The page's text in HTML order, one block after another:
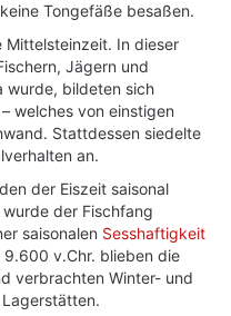
Tongefäße besaßen.
Mittelsteinzeit. In dieser
Jägern und
wurde, bildeten sich
welches von einstigen
Stattdessen siedelte
an.
der Eiszeit saisonal
der Fischfang
saisonalen Sesshaftigkeit
v.Chr. blieben die
verbrachten Winter- und